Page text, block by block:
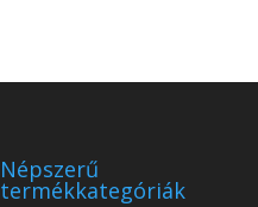
Népszerű
termékkategóriák